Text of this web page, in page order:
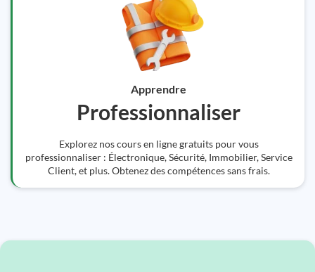
Apprendre
Professionnaliser
Explorez nos cours en ligne gratuits pour vous
professionnaliser : Électronique, Sécurité, Immobilier, Service
Client, et plus. Obtenez des compétences sans frais.